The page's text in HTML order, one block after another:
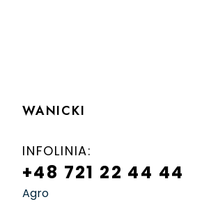
WANICKI
INFOLINIA:
+48 721 22 44 44
Agro